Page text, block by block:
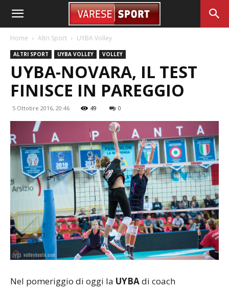
Home Altri Sport UYBA Volley
ALTRI SPORT UYBA VOLLEY VOLLEY
UYBA-NOVARA, IL TEST
FINISCE IN PAREGGIO
5 Ottobre 2016, 20:46 49 0
Nel pomeriggio di oggi la UYBAdi coach